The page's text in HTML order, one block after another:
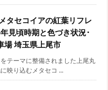
タセコイアの紅葉リフレ
見頃時期と色づき状況･
場 埼玉県上尾市
をテーマに整備されました上尾丸
映り込むメタセコ ...